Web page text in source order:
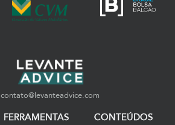
contato@levanteadvice.com
FERRAMENTAS CONTEÚDOS